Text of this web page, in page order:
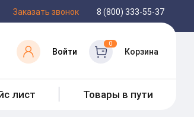
Заказать звонок 8 (800) 333-55-37
Войти
0
Корзина
лист Товары в пути